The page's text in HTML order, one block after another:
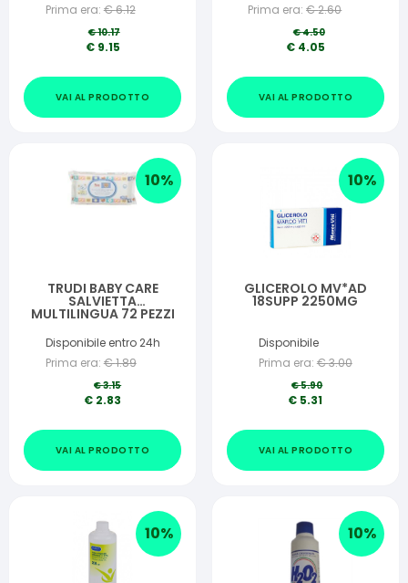
Prima era: €6.12
€10.17
€ 9.15
VAI AL PRODOTTO
Prima era: €2.60
€4.50
€ 4.05
VAI AL PRODOTTO
10%
TRUDI BABY CARE
SALVIETTA
MULTILINGUA 72 PEZZI
Disponibile entro 24h
Prima era: €1.89
€3.15
€ 2.83
VAI AL PRODOTTO
10%
GLICEROLO MV*AD
18SUPP 2250MG
Disponibile
Prima era: €3.00
€5.90
€ 5.31
VAI AL PRODOTTO
10% 10%